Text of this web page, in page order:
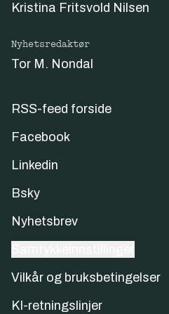
Kristina Fritsvold Nilsen
Nyhetsredaktør
Tor M. Nondal
RSS-feed forside
Facebook
Linkedin
Bsky
Nyhetsbrev
Vilkår og bruksbetingelser
KI-retningslinjer